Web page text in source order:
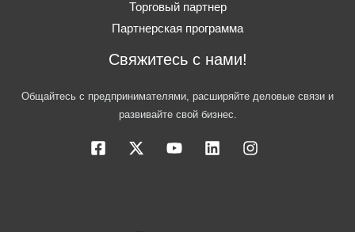
Торговый партнер
Партнерская программа
Свяжитесь с нами!
Общайтесь с предпринимателями, расширяйте деловые связи и
развивайте свой бизнес.